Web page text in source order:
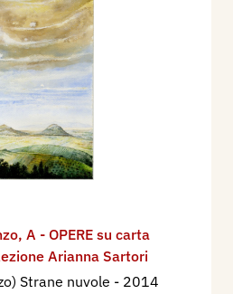
, A - OPERE su carta
Arianna Sartori
Strane nuvole - 2014